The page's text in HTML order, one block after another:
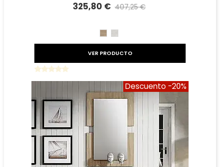
325,80 € 407,25 €
CAMBRIAN
VER PRODUCTO
Descuento -20%